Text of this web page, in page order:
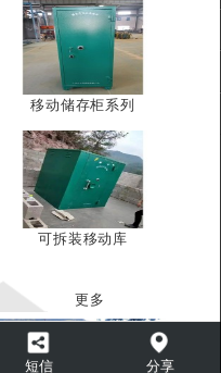
移动储存柜系列
可拆装移动库
更多
短信 分享